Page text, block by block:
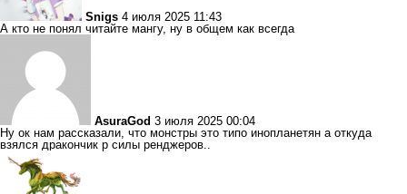
Snigs 4 июля 2025 11:43
А кто не понял читайте мангу, ну в общем как всегда
AsuraGod 3 июля 2025 00:04
Ну ок нам рассказали, что монстры это типо инопланетян а откуда
взялся дракончик р силы ренджеров..